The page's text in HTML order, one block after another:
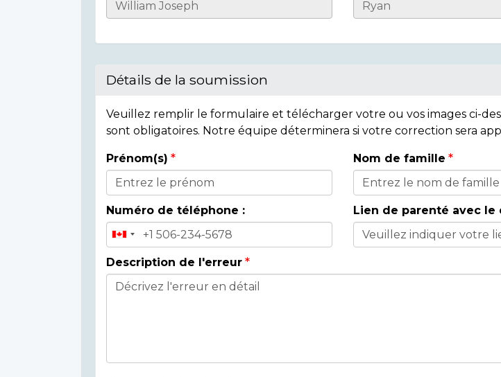
Casualty
Détails de la soumission
Veuillez remplir le formulaire et télécharger votre ou vos images ci-
sont obligatoires. Notre équipe déterminera si votre correction sera
Donor
Details
Prénom(s) Nom de famille
Numéro de téléphone : Lien de parenté avec le
Description de l'erreur